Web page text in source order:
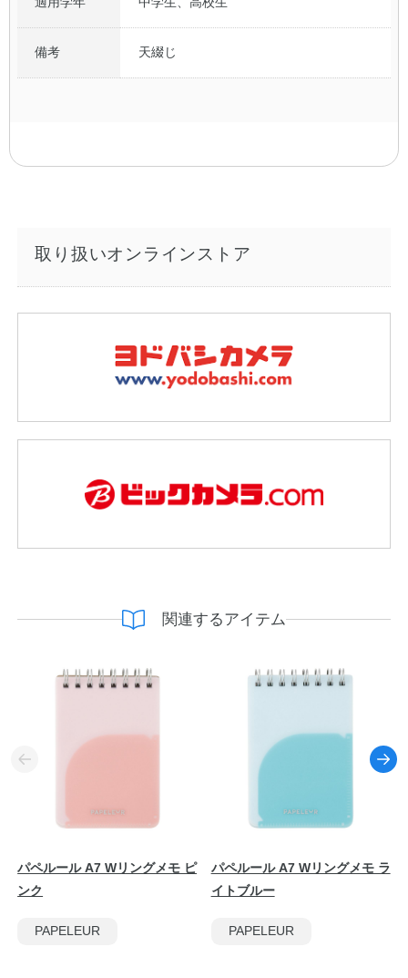
備考 天綴じ
取り扱いオンラインストア
関連するアイテム
パペルール A7 Wリングメモ ピ
ンク
PAPELEUR
パペルール A7 Wリングメモ ラ
イトブルー
PAPELEUR